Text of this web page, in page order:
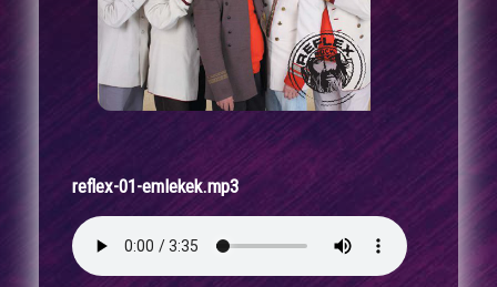
reflex-01-emlekek.mp3